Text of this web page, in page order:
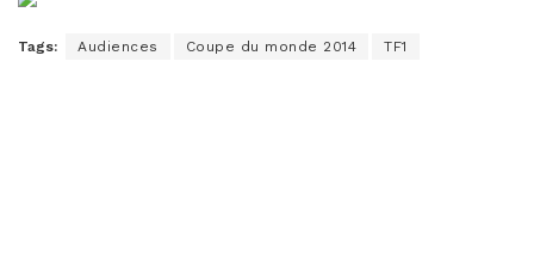
Tags: Audiences Coupe du monde 2014 TF1